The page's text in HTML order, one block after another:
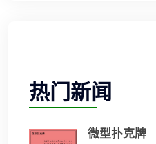
热门新闻
微型扑克牌